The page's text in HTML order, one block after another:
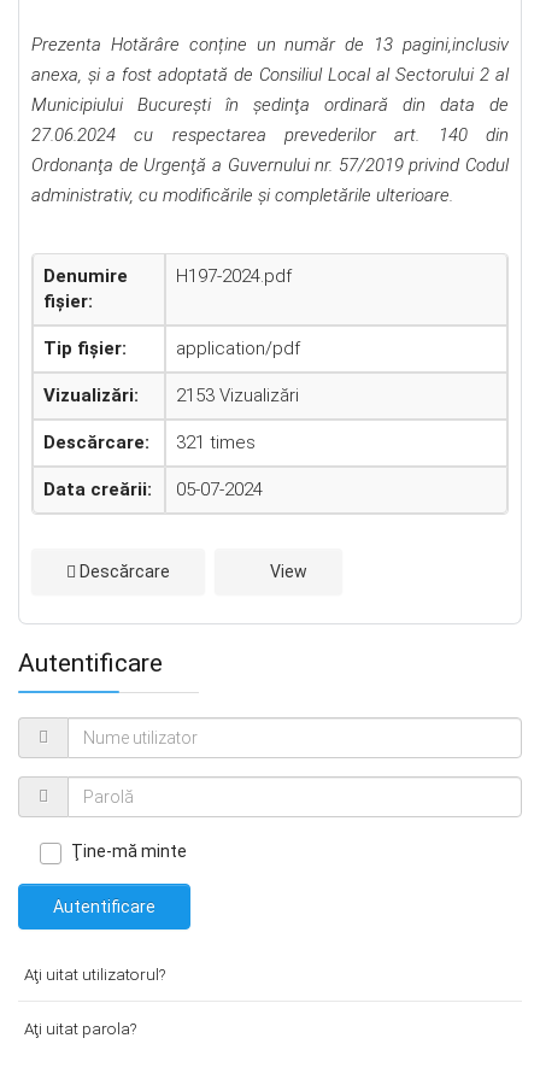
Prezenta Hotărâre conține un număr de 13 pagini,inclusiv
anexa, şi a fost adoptată de Consiliul Local al Sectorului 2 al
Municipiului Bucureşti în şedinţa ordinară din data de
27.06.2024 cu respectarea prevederilor art. 140 din
Ordonanţa de Urgenţă a Guvernului nr. 57/2019 privind Codul
administrativ, cu modificările şi completările ulterioare.
Denumire
fișier:
H197-2024.pdf
Tip fișier: application/pdf
Vizualizări: 2153 Vizualizări
Descărcare: 321 times
Data creării: 05-07-2024
Descărcare View
Autentificare
Ţine-mă minte
Autentificare
Aţi uitat utilizatorul?
Aţi uitat parola?